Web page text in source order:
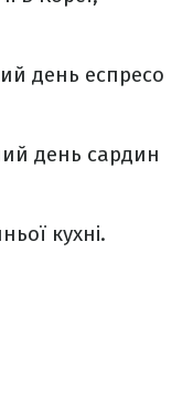
день еспресо
день сардин
кухні.